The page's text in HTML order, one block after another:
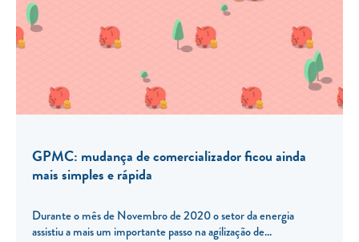
GPMC: mudança de comercializador ficou ainda
mais simples e rápida
Durante o mês de Novembro de 2020 o setor da energia
assistiu a mais um importante passo na agilização de...